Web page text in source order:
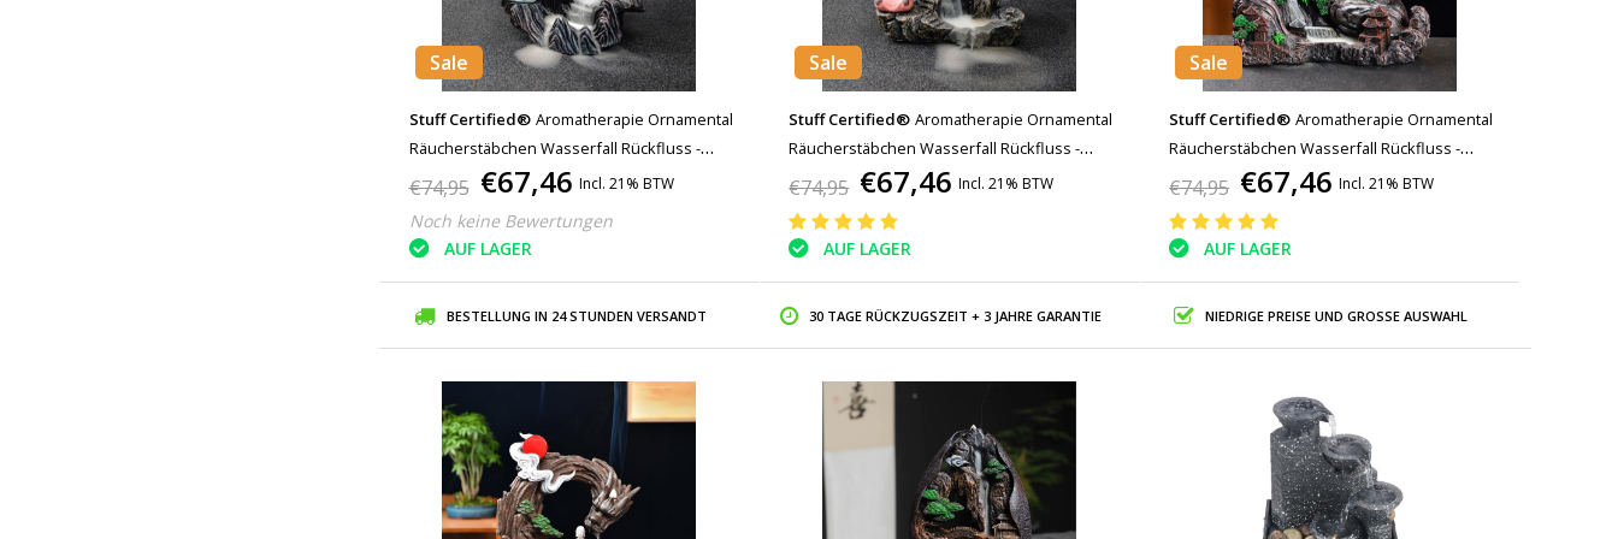
Sale
Stuff Certified® Aromatherapie Ornamental
Räucherstäbchen Wasserfall Rückfluss -
Rückfluss Räucherstäbchen Feng Shui Dekor
€74,95 €67,46 Incl. 21% BTW
Noch keine Bewertungen
AUF LAGER
Sale
Stuff Certified® Aromatherapie Ornamental
Räucherstäbchen Wasserfall Rückfluss -
Rückfluss Räucherstäbchen Feng Shui Dekor
€74,95 €67,46 Incl. 21% BTW
AUF LAGER
Sale
Stuff Certified® Aromatherapie Ornamental
Räucherstäbchen Wasserfall Rückfluss -
Rückfluss Räucherstäbchen Feng Shui Dekor
€74,95 €67,46 Incl. 21% BTW
AUF LAGER
BESTELLUNG IN 24 STUNDEN VERSANDT 30 TAGE RÜCKZUGSZEIT + 3 JAHRE GARANTIE NIEDRIGE PREISE UND GROSSE AUSWAHL